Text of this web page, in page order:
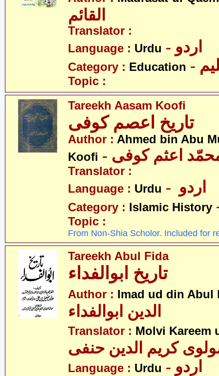
القائم
Translator :
Language : Urdu - اردو
Category : Education
Topic :
Tareekh Aasam Koofi
تاریخ اعصم کوفی
Author : Ahmed bin Abu
Koofi
Translator :
Language : Urdu
Category : Islamic History
Topic :
From Non-Shia Scholor. Included for
Tareekh Abul Fida
تاریخ ابوالفداء
Author : Imad ud din Abul
الدین ابوالفداء
Translator : Molvi Kareem
کریم الدین حنفی
Language : Urdu - اردو